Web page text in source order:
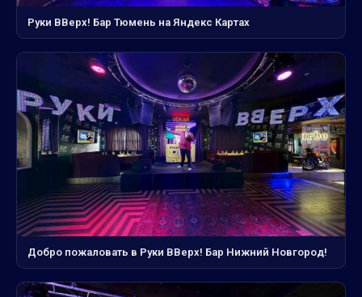
Руки ВВерх! Бар Тюмень на Яндекс Картах
Добро пожаловать в Руки ВВерх! Бар Нижний Новгород!